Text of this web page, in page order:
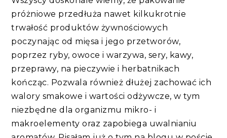
próżniowe przedłuża nawet kilkukrotnie
trwałość produktów żywnościowych
poczynając od mięsa i jego przetworów,
poprzez ryby, owoce i warzywa, sery, kawy,
przeprawy, na pieczywie i herbatnikach
kończąc. Pozwala również dłużej zachować ich
walory smakowe i wartości odżywcze, w tym
niezbędne dla organizmu mikro- i
makroelementy oraz zapobiega uwalnianiu